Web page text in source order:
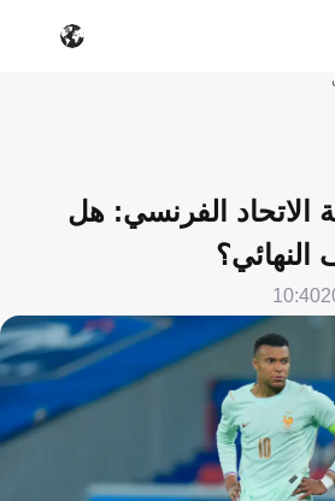
الاتحاد الفرنسي: هل
10:40